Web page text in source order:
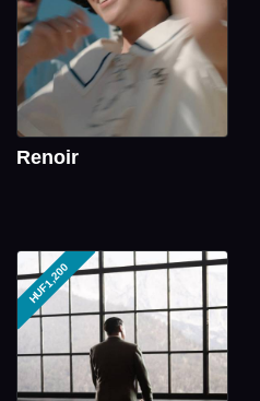
Renoir
HUF1,200